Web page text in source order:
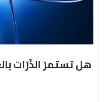
هل تستمرّ الذّرّات